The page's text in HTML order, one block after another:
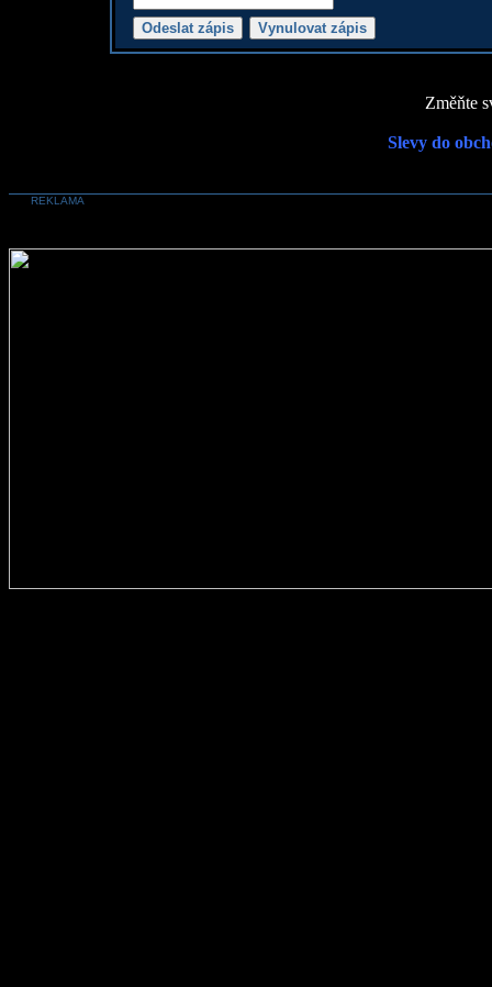
Změňte
Slevy do
REKLAMA